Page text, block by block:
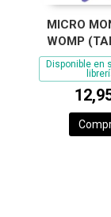
MICRO
WOMP
Disponible en